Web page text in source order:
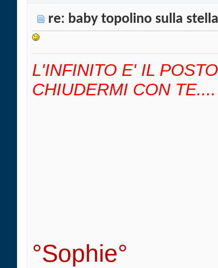
re: baby topolino sulla stella
L'INFINITO E' IL
CHIUDERMI CON TE....
°Sophie°